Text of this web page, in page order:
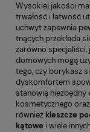
Wysokiej jakości
trwałość i łatwość
uchwyt zapewnia
tnących przekłada
zarówno specjaliści,
domowych mogą
tego, czy borykasz
dyskomfortem
stanowią niezbędny
kosmetycznego
również kleszcze
kątowe i wiele